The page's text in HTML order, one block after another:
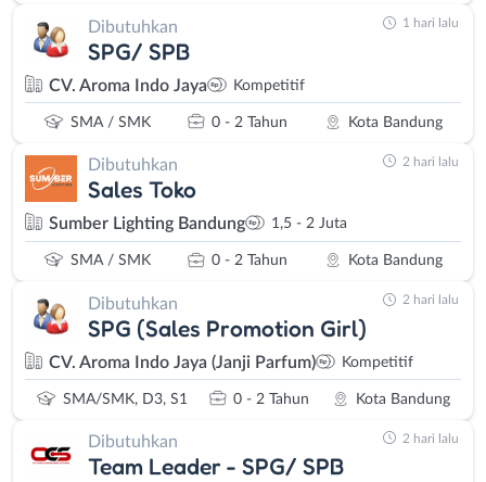
Dibutuhkan
SPG/ SPB
CV. Aroma Indo Jaya Kompetitif
SMA / SMK 0 - 2 Tahun Kota Bandung
1 hari lalu
Dibutuhkan
Sales Toko
Sumber Lighting Bandung 1,5 - 2 Juta
SMA / SMK 0 - 2 Tahun Kota Bandung
2 hari lalu
Dibutuhkan
SPG (Sales Promotion Girl)
CV. Aroma Indo Jaya (Janji Parfum) Kompetitif
SMA/SMK, D3, S1 0 - 2 Tahun Kota Bandung
2 hari lalu
Dibutuhkan
Team Leader - SPG/ SPB
2 hari lalu